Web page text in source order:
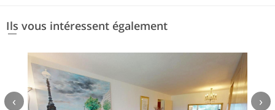
Ils vous intéressent également
‹ ›